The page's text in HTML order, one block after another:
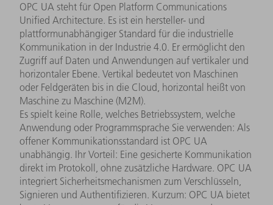
OPC UA steht für Open Platform Communications
Unified Architecture. Es ist ein hersteller- und
plattformunabhängiger Standard für die industrielle
Kommunikation in der Industrie 4.0. Er ermöglicht den
Zugriff auf Daten und Anwendungen auf vertikaler und
horizontaler Ebene. Vertikal bedeutet von Maschinen
oder Feldgeräten bis in die Cloud, horizontal heißt von
Maschine zu Maschine (M2M).
Es spielt keine Rolle, welches Betriebssystem, welche
Anwendung oder Programmsprache Sie verwenden: Als
offener Kommunikationsstandard ist OPC UA
unabhängig. Ihr Vorteil: Eine gesicherte Kommunikation
direkt im Protokoll, ohne zusätzliche Hardware. OPC UA
integriert Sicherheitsmechanismen zum Verschlüsseln,
Signieren und Authentifizieren. Kurzum: OPC UA bietet